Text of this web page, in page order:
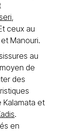
,
ceux au
Manouri.
au
de
des
Kalamata et
.
en